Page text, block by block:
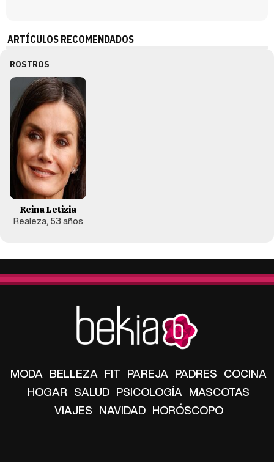
ARTÍCULOS RECOMENDADOS
ROSTROS
Reina Letizia
Realeza, 53 años
MODA BELLEZA FIT PAREJA PADRES COCINA
HOGAR SALUD PSICOLOGÍA MASCOTAS
VIAJES NAVIDAD HORÓSCOPO